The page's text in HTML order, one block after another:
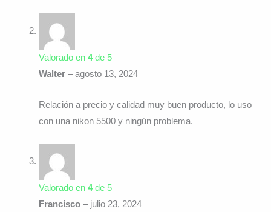
Valorado en 4de 5
Walter – agosto 13, 2024
Relación a precio y calidad muy buen producto, lo uso
con una nikon 5500 y ningún problema.
Valorado en 4de 5
Francisco – julio 23, 2024